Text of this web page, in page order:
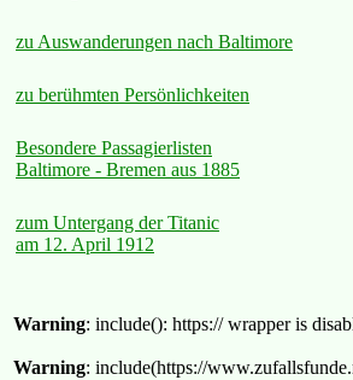
zu Auswanderungen nach Baltimore
zu berühmten Persönlichkeiten
Besondere Passagierlisten
Baltimore - Bremen aus 1885
zum Untergang der Titanic
am 12. April 1912
Warning: include(): https:// wrapper is
Warning: include(https://